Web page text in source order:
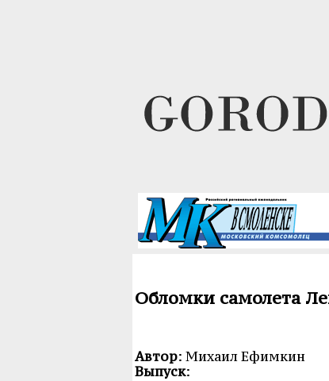
Обломки самолета
Автор: Михаил Ефимкин
Выпуск: